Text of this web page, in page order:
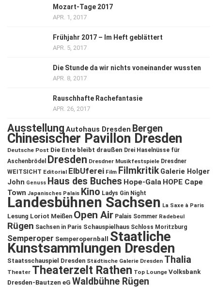
Mozart-Tage 2017
APR. 1, 2017
Frühjahr 2017 – Im Heft geblättert
APR. 5, 2017
Die Stunde da wir nichts voneinander wussten
APR. 8, 2017
Rauschhafte Rachefantasie
APR. 26, 2017
Ausstellung Autohaus Dresden Bergen
Chinesischer Pavillon Dresden
Deutsche Post Die Ente bleibt draußen Drei Haselnüsse für
Aschenbrödel
Dresden Dresdner Musikfestspiele Dresdner
WEITSICHT Editorial ElbUferei Film Filmkritik Galerie Holger
John Genuss Haus des Buches Hope-Gala HOPE Cape
Town Japanisches Palais Kino Ladys Gin Night
Landesbühnen Sachsen La Saxe à Paris
Lesung Loriot Meißen Open Air Palais Sommer Radebeul
Rügen Sachsen in Paris Schauspielhaus Schloss Moritzburg
Semperoper Semperopernball Staatliche
Kunstsammlungen Dresden
Staatsschauspiel Dresden Städtische Galerie Dresden Thalia
Theater Theaterzelt Rathen Top Lounge Volksbank
Dresden-Bautzen eG Waldbühne Rügen